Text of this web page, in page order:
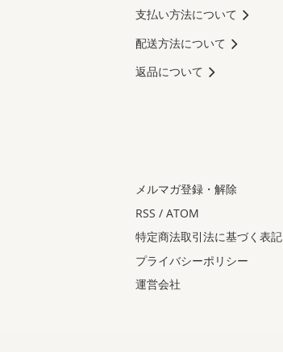
支払い方法について
配送方法について
返品について
メルマガ登録・解除
RSS / ATOM
特定商法取引法に基づく表記
プライバシーポリシー
運営会社